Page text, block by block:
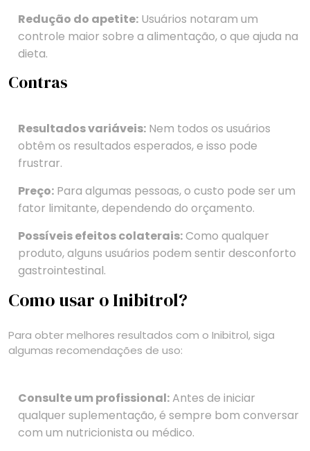
Redução do apetite: Usuários notaram um
controle maior sobre a alimentação, o que ajuda na
dieta.
Contras
Resultados variáveis: Nem todos os usuários
obtêm os resultados esperados, e isso pode
frustrar.
Preço: Para algumas pessoas, o custo pode ser um
fator limitante, dependendo do orçamento.
Possíveis efeitos colaterais:Como qualquer
produto, alguns usuários podem sentir desconforto
gastrointestinal.
Como usar o Inibitrol?
Para obter melhores resultados com o Inibitrol, siga
algumas recomendações de uso:
Consulte um profissional:Antes de iniciar
qualquer suplementação, é sempre bom conversar
com um nutricionista ou médico.